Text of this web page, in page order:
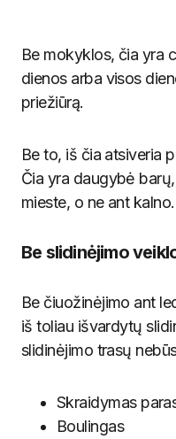
Be mokyklos, čia yra
dienos arba visos
priežiūrą.
Be to, iš čia atsiveria
Čia yra daugybė
mieste, o ne ant kalno.
Be slidinėjimo
Be čiuožinėjimo ant
iš toliau išvardytų
slidinėjimo trasų
Skraidymas
Boulingas